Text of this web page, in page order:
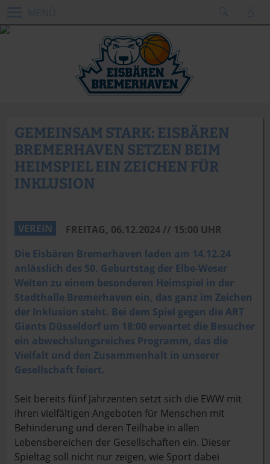
GEMEINSAM STARK: EISBÄREN
BREMERHAVEN SETZEN BEIM
HEIMSPIEL EIN ZEICHEN FÜR
INKLUSION
VEREIN
FREITAG, 06.12.2024 // 15:00 UHR
Die Eisbären Bremerhaven laden am 14.12.24
anlässlich des 50. Geburtstag der Elbe-Weser
Welten zu einem besonderen Heimspiel in der
Stadthalle Bremerhaven ein, das ganz im Zeichen
der Inklusion steht. Bei dem Spiel gegen die ART
Giants Düsseldorf um 18:00 erwartet die Besucher
ein abwechslungsreiches Programm, das die
Vielfalt und den Zusammenhalt in unserer
Gesellschaft feiert.
Seit bereits fünf Jahrzenten setzt sich die EWW mit
ihren vielfältigen Angeboten für Menschen mit
Behinderung und deren Teilhabe in allen
Lebensbereichen der Gesellschaften ein. Dieser
Spieltag soll nicht nur zeigen, wie Sport dabei